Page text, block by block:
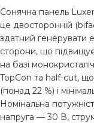
Сонячна панель
це двосторонній
здатний генерувати
сторони, що підвищує
на базі
TopCon та half-cut,
(понад 22 %) і
Номінальна
напруга — 30 В,